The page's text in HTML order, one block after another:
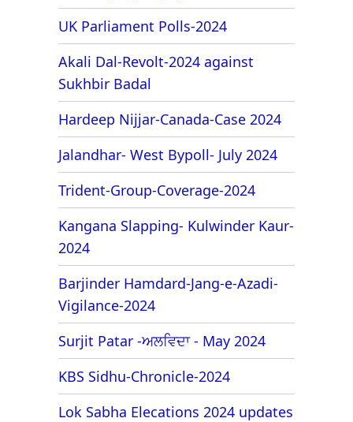
UK Parliament Polls-2024
Akali Dal-Revolt-2024 against
Sukhbir Badal
Hardeep Nijjar-Canada-Case 2024
Jalandhar- West Bypoll- July 2024
Trident-Group-Coverage-2024
Kangana Slapping- Kulwinder Kaur-
2024
Barjinder Hamdard-Jang-e-Azadi-
Vigilance-2024
Surjit Patar -ਅਲਵਿਦਾ - May 2024
KBS Sidhu-Chronicle-2024
Lok Sabha Elecations 2024 updates